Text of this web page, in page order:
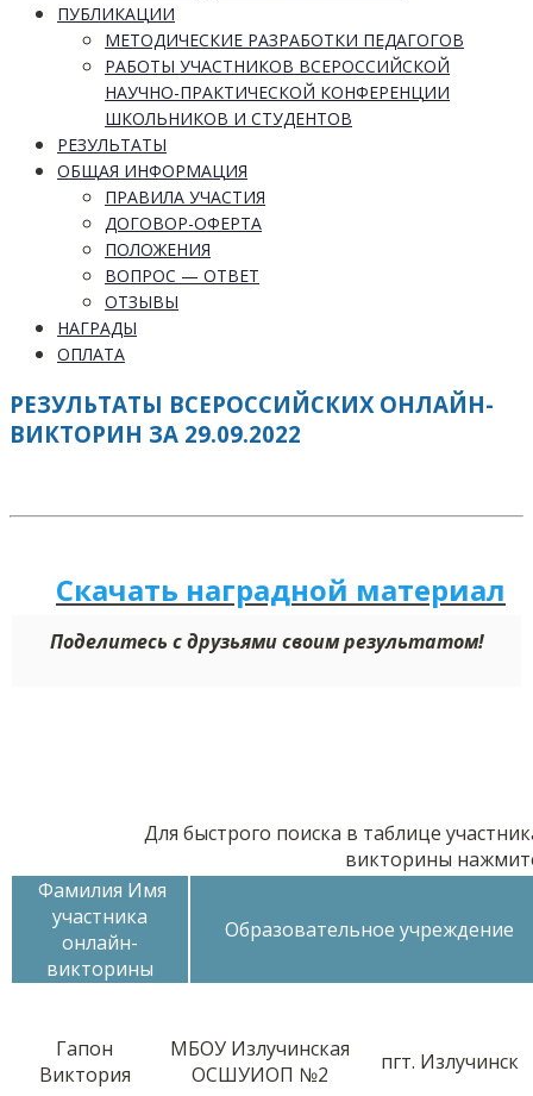
ПУБЛИКАЦИИ
МЕТОДИЧЕСКИЕ РАЗРАБОТКИ ПЕДАГОГОВ
РАБОТЫ УЧАСТНИКОВ ВСЕРОССИЙСКОЙ
НАУЧНО-ПРАКТИЧЕСКОЙ КОНФЕРЕНЦИИ
ШКОЛЬНИКОВ И СТУДЕНТОВ
РЕЗУЛЬТАТЫ
ОБЩАЯ ИНФОРМАЦИЯ
ПРАВИЛА УЧАСТИЯ
ДОГОВОР-ОФЕРТА
ПОЛОЖЕНИЯ
ВОПРОС — ОТВЕТ
ОТЗЫВЫ
НАГРАДЫ
ОПЛАТА
РЕЗУЛЬТАТЫ ВСЕРОССИЙСКИХ ОНЛАЙН-
ВИКТОРИН ЗА 29.09.2022
Скачать наградной материал
Поделитесь с друзьями своим результатом!
Для быстрого поиска в таблице
викторины
Фамилия Имя
участника
онлайн-
викторины
Образовательное учреждение
Гапон
Виктория
МБОУ Излучинская
ОСШУИОП №2
пгт. Излучинск